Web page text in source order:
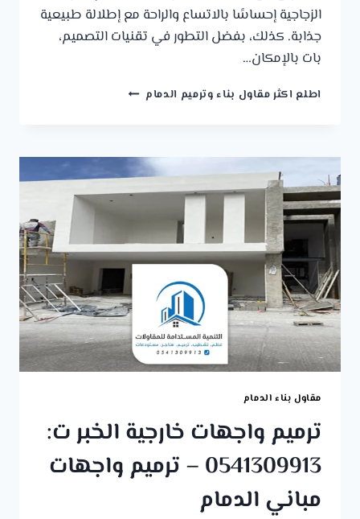
الزجاجية إحساسًا بالاتساع والراحة مع إطلالة طبيعية
جذابة. كذلك، بفضل التطور في تقنيات التصميم،
بات بالإمكان…
اطلع اكثر مقاول بناء وترميم الدمام بناء
ت:
0541309913
–
خارجيه
الدمام
مقاول بناء الدمام
ترميم واجهات خارجية الخبر ت:
0541309913 – ترميم واجهات
مباني الدمام